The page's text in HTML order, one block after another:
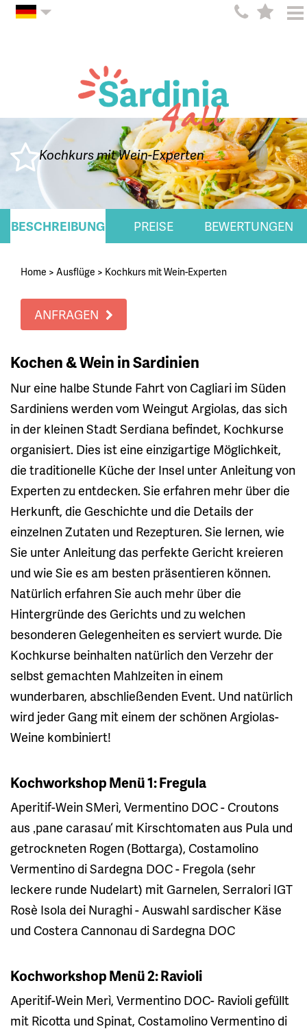
Kochkurs mit Wein-Experten
BESCHREIBUNG PREISE BEWERTUNGEN
Home > Ausflüge > Kochkurs mit Wein-Experten
ANFRAGEN
Kochen & Wein in Sardinien
Nur eine halbe Stunde Fahrt von Cagliari im Süden
Sardiniens werden vom Weingut Argiolas, das sich
in der kleinen Stadt Serdiana befindet, Kochkurse
organisiert. Dies ist eine einzigartige Möglichkeit,
die traditionelle Küche der Insel unter Anleitung von
Experten zu entdecken. Sie erfahren mehr über die
Herkunft, die Geschichte und die Details der
einzelnen Zutaten und Rezepturen. Sie lernen, wie
Sie unter Anleitung das perfekte Gericht kreieren
und wie Sie es am besten präsentieren können.
Natürlich erfahren Sie auch mehr über die
Hintergründe des Gerichts und zu welchen
besonderen Gelegenheiten es serviert wurde. Die
Kochkurse beinhalten natürlich den Verzehr der
selbst gemachten Mahlzeiten in einem
wunderbaren, abschließenden Event. Und natürlich
wird jeder Gang mit einem der schönen Argiolas-
Weine kombiniert!
Kochworkshop Menü 1: Fregula
Aperitif-Wein SMerì, Vermentino DOC - Croutons
aus ‚pane carasau‘ mit Kirschtomaten aus Pula und
getrockneten Rogen (Bottarga), Costamolino
Vermentino di Sardegna DOC - Fregola (sehr
leckere runde Nudelart) mit Garnelen, Serralori IGT
Rosè Isola dei Nuraghi - Auswahl sardischer Käse
und Costera Cannonau di Sardegna DOC
Kochworkshop Menü 2: Ravioli
Aperitif-Wein Merì, Vermentino DOC- Ravioli gefüllt
mit Ricotta und Spinat, Costamolino Vermentino di